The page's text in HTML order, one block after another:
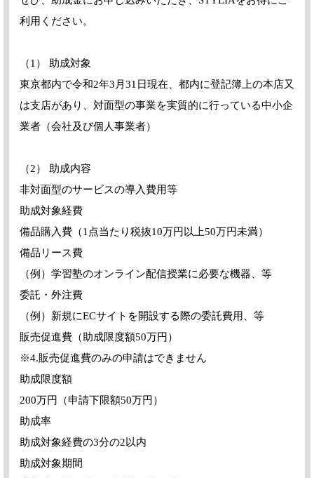
利用ください。
（1） 助成対象
東京都内で令和2年3月31日現在、都内に登記簿上の本店又
は支店があり、対面型の事業を実質的に行っている中小企
業者（会社及び個人事業者）
（2） 助成内容
非対面型のサービスの導入費用等
助成対象経費
備品購入費（1点当たり税抜10万円以上50万円未満）
備品リース費
（例）学習塾のオンライン配信授業に必要な機器、等
委託・外注費
（例）新規にECサイトを開設する際の委託費用、等
販売促進費（助成限度額50万円）
※4.販売促進費のみの申請はできません
助成限度額
200万円（申請下限額50万円）
助成率
助成対象経費の3分の2以内
助成対象期間